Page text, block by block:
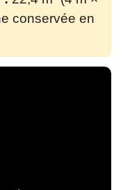
conservée en